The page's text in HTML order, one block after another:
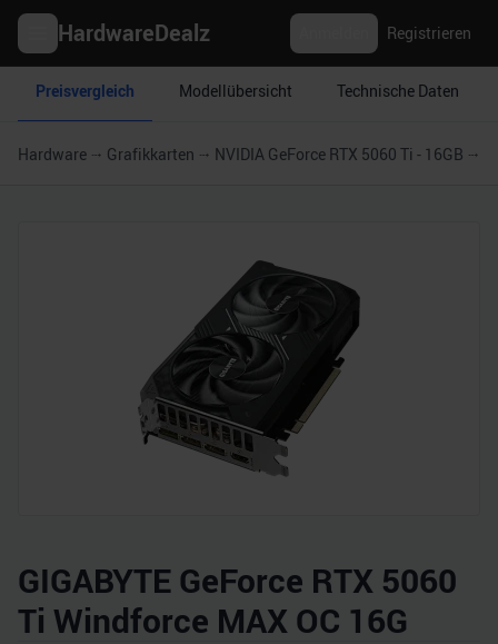
HardwareDealz Registrieren
Preisvergleich Modellübersicht Technische Daten
Hardware Grafikkarten NVIDIA GeForce RTX 5060 Ti - 16GB
GIGABYTE GeForce RTX 5060
Ti Windforce MAX OC 16G